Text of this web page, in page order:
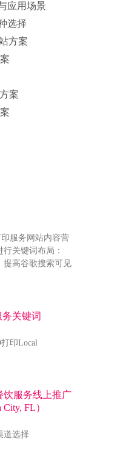
应用场景
选择
方案
案
服务网站内容营
关键词布局：
提高谷歌搜索可见
关键词
印Local
饮服务线上推广
FL）
道选择